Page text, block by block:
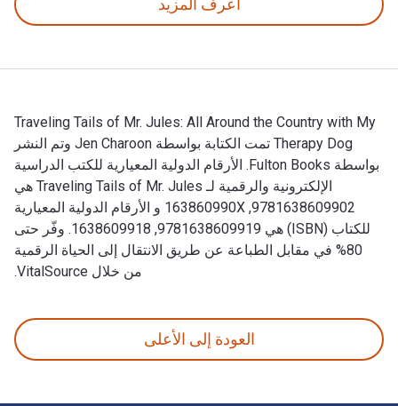
أعرف المزيد
Traveling Tails of Mr. Jules: All Around the Country with My
Therapy Dog تمت الكتابة بواسطة Jen Charoon وتم النشر
بواسطة Fulton Books. الأرقام الدولية المعيارية للكتب الدراسية
الإلكترونية والرقمية لـ Traveling Tails of Mr. Jules هي
9781638609902, 163860990X و الأرقام الدولية المعيارية
للكتاب (ISBN) هي 9781638609919, 1638609918. وفّر حتى
80% في مقابل الطباعة عن طريق الانتقال إلى الحياة الرقمية
من خلال VitalSource.
العودة إلى الأعلى